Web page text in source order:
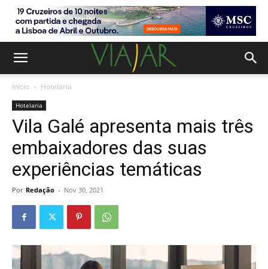
Início Hotelaria
Hotelaria
Vila Galé apresenta mais três
embaixadores das suas
experiências temáticas
Por Redação - Nov 30, 2021